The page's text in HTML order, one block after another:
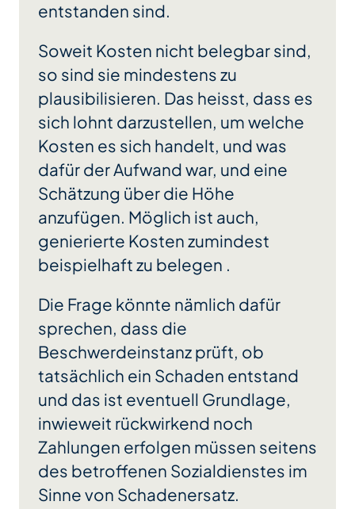
entstanden sind.
Soweit Kosten nicht belegbar sind,
so sind sie mindestens zu
plausibilisieren. Das heisst, dass es
sich lohnt darzustellen, um welche
Kosten es sich handelt, und was
dafür der Aufwand war, und eine
Schätzung über die Höhe
anzufügen. Möglich ist auch,
genierierte Kosten zumindest
beispielhaft zu belegen .
Die Frage könnte nämlich dafür
sprechen, dass die
Beschwerdeinstanz prüft, ob
tatsächlich ein Schaden entstand
und das ist eventuell Grundlage,
inwieweit rückwirkend noch
Zahlungen erfolgen müssen seitens
des betroffenen Sozialdienstes im
Sinne von Schadenersatz.